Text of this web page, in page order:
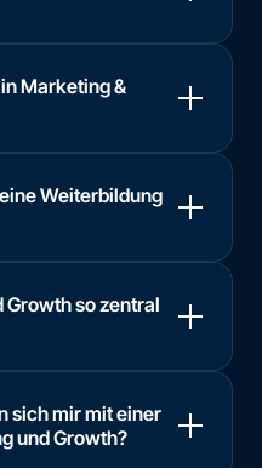
Marketing &
Weiterbildung
so zentral
sich mir mit einer
und Growth?